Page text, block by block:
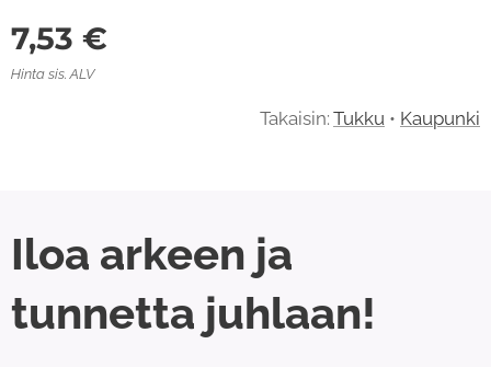
7,53 €
Hinta sis. ALV
Takaisin: Tukku • Kaupunki
Iloa arkeen ja
tunnetta juhlaan!